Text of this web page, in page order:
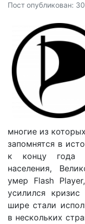
Пост опубликован:
многие из
запомнятся в
к концу года
населения,
умер Flash
усилился кризис
шире стали
в нескольких